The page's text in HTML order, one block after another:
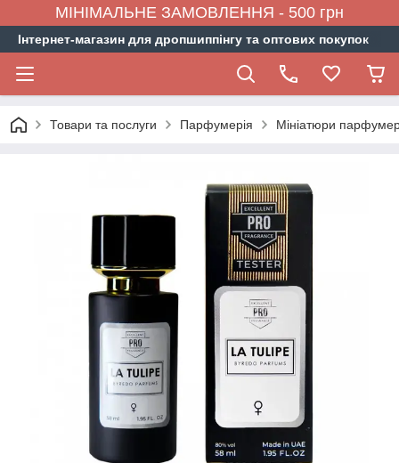
МІНІМАЛЬНЕ ЗАМОВЛЕННЯ - 500 грн
Інтернет-магазин для дропшиппінгу та оптових покупок
Товари та послуги Парфумерія Мініатюри